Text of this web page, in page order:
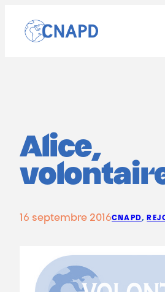
contenu
Alice,
16 septembre 2016CNAPD,